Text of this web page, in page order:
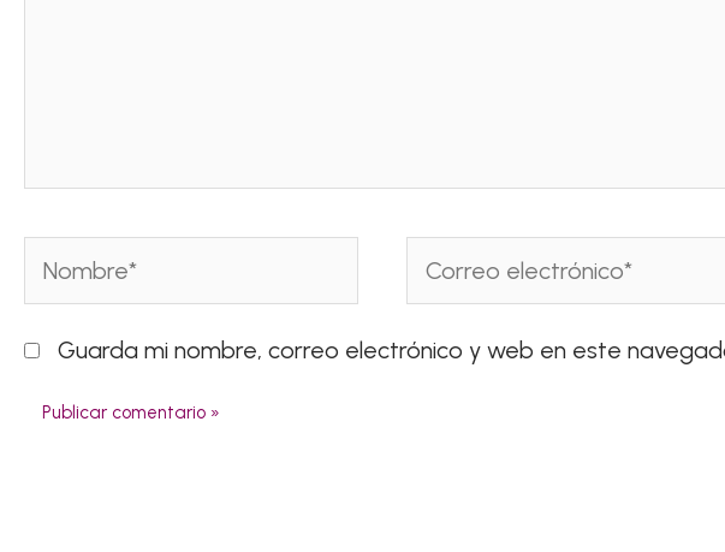
Nombre*
Correo
electrónico*
Guarda mi nombre, correo electrónico y web en este